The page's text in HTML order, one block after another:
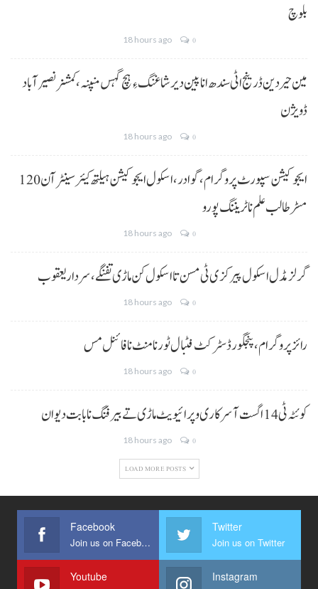
بلوچ
18 hours ago 0
مین حیردین ڈرینج اٹی سندھ انا پین دیر شاغنگ ءِ ہچ گہس منپنہ،کمشنر نصیرآباد
ڈویژن
18 hours ago 0
ایجوکیشن سپورٹ پروگرام،گوادر، اسکول ایجوکیشن ہیلتھ کیئر سینٹر آن 120
مسڑ طالب علم نا ٹریننگ پورو
18 hours ago 0
گرلز مڈل اسکول پیرکزی ٹی مسن تا اسکول کن ماڑی تفنگے، سردار یعقوب
18 hours ago 0
رائز پروگرام، پنجگور ڈسٹرکٹ فٹبال ٹورنامنٹ نا فائنل مس
18 hours ago 0
کوئٹہ ٹی 14 اگست آ سرکاری و پرائیویٹ ماڑی تے بیرفنگ نا بابت دیوان
18 hours ago 0
LOAD MORE POSTS
Facebook
Join us on Facebook
Twitter
Join us on Twitter
Youtube Instagram